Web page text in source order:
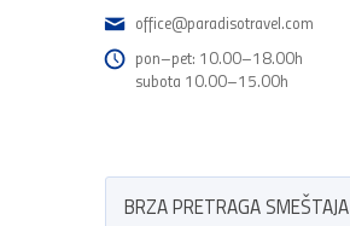
office@paradisotravel.com
pon–pet: 10.00–18.00h
subota 10.00–15.00h
BRZA PRETRAGA SMEŠTAJA